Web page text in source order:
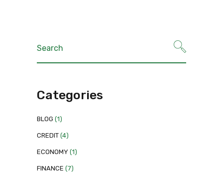
Categories
BLOG (1)
CREDIT (4)
ECONOMY (1)
FINANCE (7)